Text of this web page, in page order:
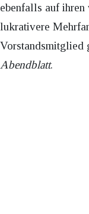
ebenfalls auf
lukrativere
Vorstandsmitglied
Abendblatt.